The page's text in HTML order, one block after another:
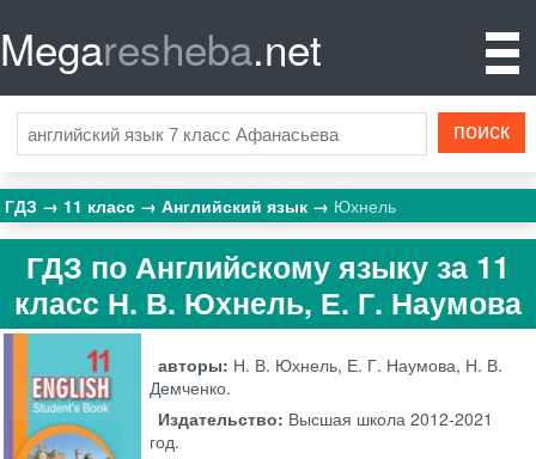
Megaresheba.net
ГДЗ 11 класс Английский язык Юхнель
ГДЗ по Английскому языку за 11
класс Н. В. Юхнель, Е. Г. Наумова
авторы: Н. В. Юхнель, Е. Г. Наумова, Н. В.
Демченко.
Издательство: Высшая школа 2012-2021
год.